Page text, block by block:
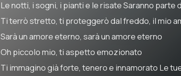
Le notti, i sogni, i pianti e le risate Saranno
Ti terrò stretto, ti proteggerò dal freddo, il mio
Sarà un amore eterno, sarà un amore eterno
Oh piccolo mio, ti aspetto emozionato
Ti immagino già forte, tenero e innamorato Le